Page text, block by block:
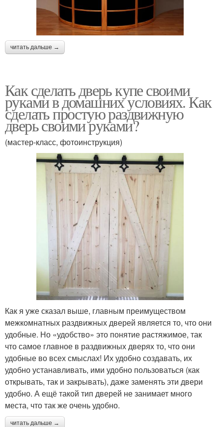
читать дальше →
Как сделать дверь купе своими
руками в домашних условиях. Как
сделать простую раздвижную
дверь своими руками?
(мастер-класс, фотоинструкция)
Как я уже сказал выше, главным преимуществом
межкомнатных раздвижных дверей является то, что они
удобные. Но «удобство» это понятие растяжимое, так
что самое главное в раздвижных дверях то, что они
удобные во всех смыслах! Их удобно создавать, их
удобно устанавливать, ими удобно пользоваться (как
открывать, так и закрывать), даже заменять эти двери
удобно. А ещё такой тип дверей не занимает много
места, что так же очень удобно.
читать дальше →